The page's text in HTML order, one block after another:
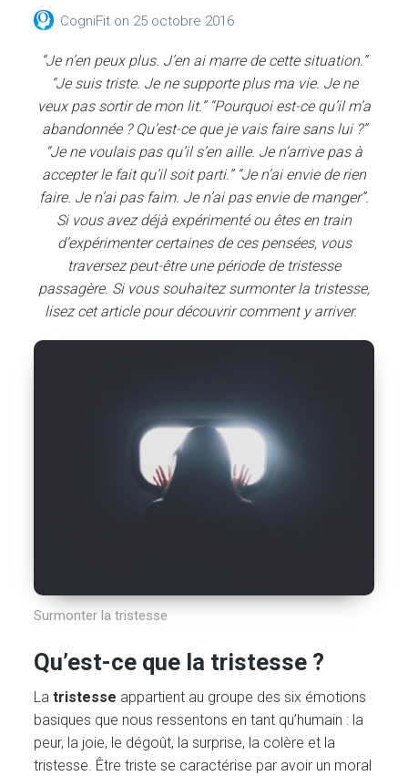
CogniFit on 25 octobre 2016
“Je n’en peux plus. J’en ai marre de cette situation.”
“Je suis triste. Je ne supporte plus ma vie. Je ne
veux pas sortir de mon lit.” “Pourquoi est-ce qu’il m’a
abandonnée ? Qu’est-ce que je vais faire sans lui ?”
“Je ne voulais pas qu’il s’en aille. Je n’arrive pas à
accepter le fait qu’il soit parti.” “Je n’ai envie de rien
faire. Je n’ai pas faim. Je n’ai pas envie de manger”.
Si vous avez déjà expérimenté ou êtes en train
d’expérimenter certaines de ces pensées, vous
traversez peut-être une période de tristesse
passagère. Si vous souhaitez surmonter la tristesse,
lisez cet article pour découvrir comment y arriver.
Surmonter la tristesse
Qu’est-ce que la tristesse ?
Latristesse appartient au groupe des six émotions
basiques que nous ressentons en tant qu’humain : la
peur, la joie, le dégoût, la surprise, la colère et la
tristesse. Être triste se caractérise par avoir un moral